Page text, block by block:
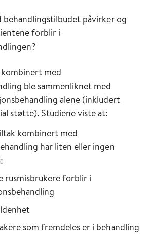
påvirker og
forblir i
med
ble sammenliknet med
alene (inkludert
støtte). Studiene viste at:
kombinert med
har liten eller ingen
rusmisbrukere forblir i
som fremdeles er i behandling